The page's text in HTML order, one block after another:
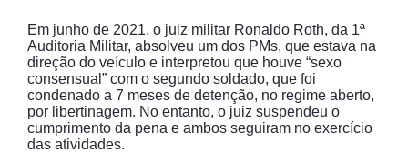
Em junho de 2021, o juiz militar Ronaldo Roth, da 1ª
Auditoria Militar, absolveu um dos PMs, que estava na
direção do veículo e interpretou que houve “sexo
consensual” com o segundo soldado, que foi
condenado a 7 meses de detenção, no regime aberto,
por libertinagem. No entanto, o juiz suspendeu o
cumprimento da pena e ambos seguiram no exercício
das atividades.